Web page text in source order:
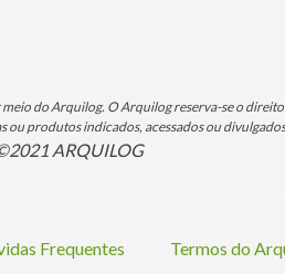
do Arquilog. O Arquilog reserva-se o
produtos indicados, acessados ou
ARQUILOG
Frequentes Termos do